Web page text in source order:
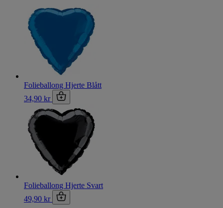
Folieballong Hjerte Blått
34,90 kr
Folieballong Hjerte Svart
49,90 kr